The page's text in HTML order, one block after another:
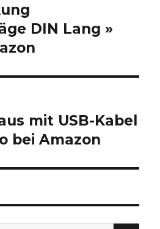
DIN Lang »
mit USB-Kabel
bei Amazon